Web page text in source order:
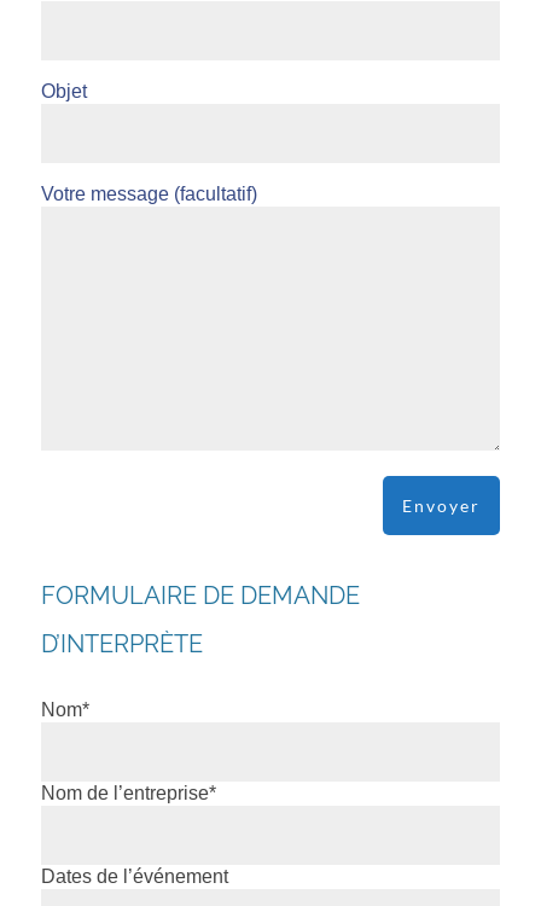
Objet
Votre message (facultatif)
FORMULAIRE DE DEMANDE
D’INTERPRÈTE
Nom*
Nom de l’entreprise*
Dates de l’événement